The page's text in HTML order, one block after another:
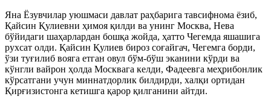
Яна Ёзувчилар уюшмаси давлат раҳбарига тавсифнома ёзиб,
Қайсин Қулиевни ҳимоя қилди ва унинг Москва, Нева
бўйидаги шаҳарлардан бошқа жойда, ҳатто Чегемда яшашига
рухсат олди. Қайсин Қулиев бироз соғайгач, Чегемга борди,
ўзи туғилиб вояга етган овул бўм-бўш эканини кўрди ва
кўнгли вайрон ҳолда Москвага келди, Фадеевга меҳрибонлик
кўрсатгани учун миннатдорлик билдирди, халқи ортидан
Қирғизистонга кетишга қарор қилганини айтди.